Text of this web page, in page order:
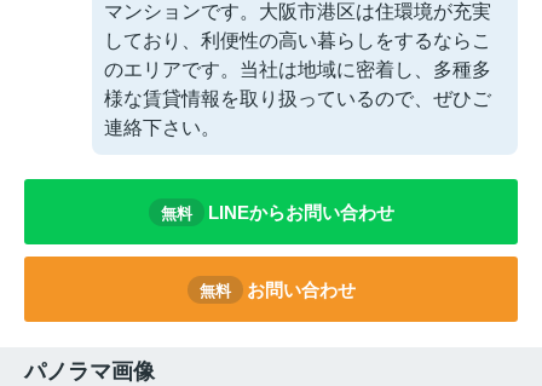
マンションです。大阪市港区は住環境が充実
しており、利便性の高い暮らしをするならこ
のエリアです。当社は地域に密着し、多種多
様な賃貸情報を取り扱っているので、ぜひご
連絡下さい。
無料 LINEからお問い合わせ
無料 お問い合わせ
パノラマ画像